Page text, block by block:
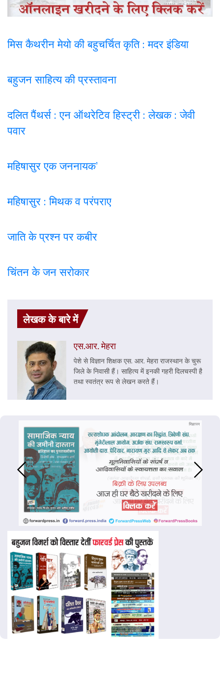
मिस कैथरीन मेयो की बहुचर्चित कृति : मदर इंडिया
बहुजन साहित्य की प्रस्तावना
दलित पैंथर्स : एन ऑथरेटिव हिस्ट्री : लेखक : जेवी
पवार
महिषासुर एक जननायक’
महिषासुर : मिथक व परंपराए
जाति के प्रश्न पर कबीर
चिंतन के जन सरोकार
लेखक के बारे में
एस.आर. मेहरा
पेशे से विज्ञान शिक्षक एस. आर. मेहरा राजस्थान के चुरू
जिले के निवासी हैं। साहित्य में इनकी गहरी दिलचस्पी है
तथा स्वतंत्र रूप से लेखन करते हैं।